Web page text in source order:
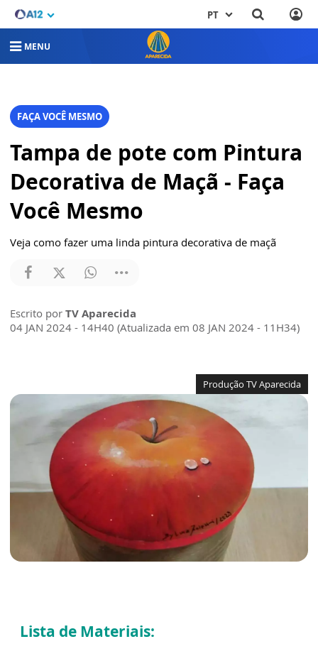
PT
MENU
FAÇA VOCÊ MESMO
Tampa de pote com Pintura
Decorativa de Maçã - Faça
Você Mesmo
Veja como fazer uma linda pintura decorativa de maçã
Escrito por TV Aparecida
04 JAN 2024 - 14H40 (Atualizada em 08 JAN 2024 - 11H34)
Produção TV Aparecida
Lista de Materiais: